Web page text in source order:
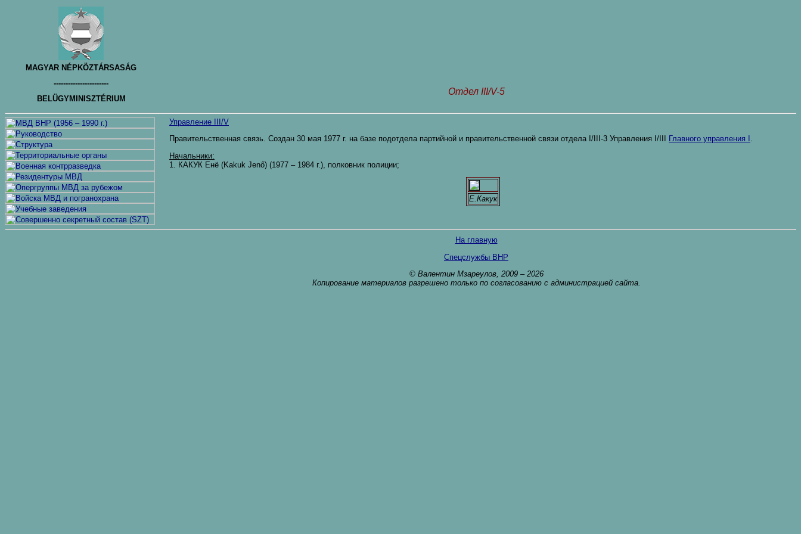
MAGYAR NÉPKÖZTÁRSASÁG
-----------------------
BELÜGYMINISZTÉRIUM
Отдел III/V-5
Управление III/V
Правительственная связь. Создан 30 мая 1977 г. на базе подотдела партийной и правительственной связи отдела I/III-3 Управления I/III
Главного управления I .
Начальники:
1. КАКУК Енё (Kakuk Jenő) (1977 – 1984 г.), полковник полиции;
Е.Какук
На главную
Спецслужбы ВНР
© Валентин Мзареулов, 2009 – 2026
Копирование материалов разрешено только по согласованию с администрацией сайта.